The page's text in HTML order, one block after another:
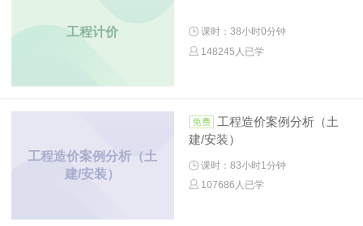
工程计价
课时：38小时0分钟
148245人已学
工程造价案例分析（土
建/安装）
工程造价案例分析（土
建/安装）
课时：83小时1分钟
107686人已学